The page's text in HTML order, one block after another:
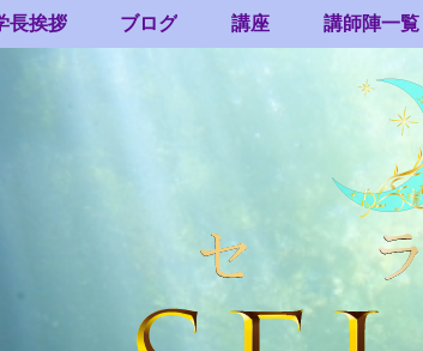
長挨拶 ブログ 講座 講師陣一覧